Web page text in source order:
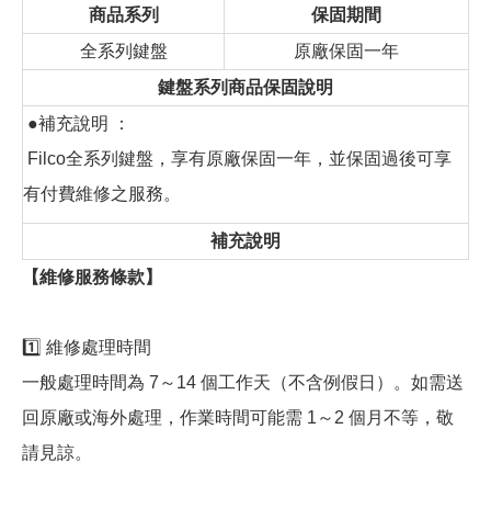
商品系列
保固期間
全系列鍵盤
原廠保固一年
鍵盤系列商品保固說明
●補充說明 ：
Filco全系列鍵盤，享有原廠保固一年，並保固過後可享
有付費維修之服務。
補充說明
【維修服務條款】
1️⃣ 維修處理時間
一般處理時間為 7～14 個工作天（不含例假日）。如需送
回原廠或海外處理，作業時間可能需 1～2 個月不等，敬
請見諒。